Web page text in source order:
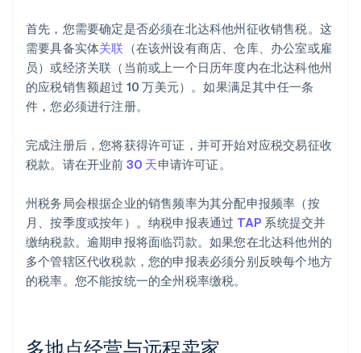
首先，您需要确定是否必须在北达科他州征收销售税。这
需要具备实体关联 （在该州设有商店、仓库、办公室或雇
员）或经济关联（当前或上一个日历年度内在北达科他州
的应税销售额超过 10 万美元）。如果满足其中任一条
件，您必须进行注册。
完成注册后，您将获得许可证，并可开始对应税交易征收
税款。请在开业前 30 天申请许可证。
州税务局会根据企业的销售频率为其分配申报频率（按
月、按季度或按年）。纳税申报表通过 TAP 系统提交并
缴纳税款。逾期申报将面临罚款。如果您在北达科他州的
多个管辖区代收税款，您的申报表必须分别反映每个地方
的税率。您不能按统一的全州税率缴税。